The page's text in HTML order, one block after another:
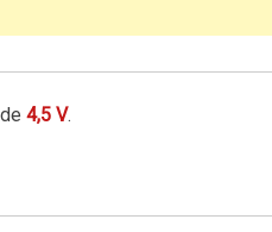
4,5 V.